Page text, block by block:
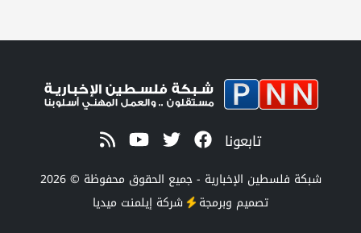
تابعونا
شبكة فلسطين الإخبارية - جميع الحقوق محفوظة © 2026
تصميم وبرمجة شركة إيلمنت ميديا